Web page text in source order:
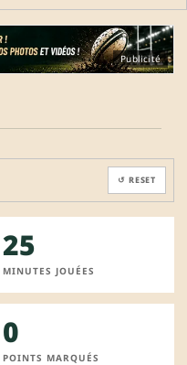
Publicité
↺ RESET
25
MINUTES JOUÉES
0
POINTS MARQUÉS